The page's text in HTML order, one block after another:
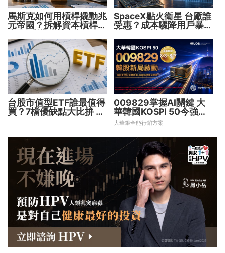
馬斯克如何用槓桿撬動兆
元帝國？拆解資本槓桿5
SpaceX點火衛星 台廠誰
受惠？成本驟降用戶暴增
台股市值型ETF誰最值得
買？7檔優缺點大比拚 找
009829掌握AI關鍵 大
華韓國KOSPI 50今強勢
開募
大華銀全能行銷方案